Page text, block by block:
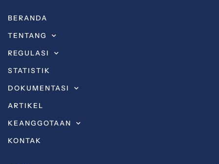
BERANDA
TENTANG
REGULASI
STATISTIK
DOKUMENTASI
ARTIKEL
KEANGGOTAAN
KONTAK